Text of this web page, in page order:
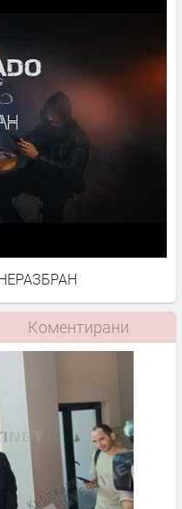
НЕРАЗБРАН
Коментирани